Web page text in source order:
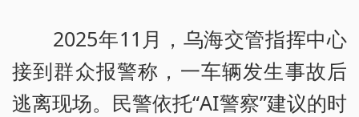
2025年11月，乌海交管指挥中心
接到群众报警称，一车辆发生事故后
逃离现场。民警依托“AI警察”建议的时